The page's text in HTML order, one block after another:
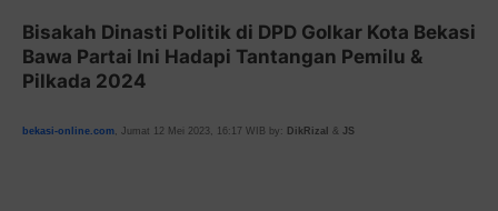
Bisakah Dinasti Politik di DPD Golkar Kota Bekasi
Bawa Partai Ini Hadapi Tantangan Pemilu &
Pilkada 2024
bekasi-online.com , Jumat 12 Mei 2023, 16:17 WIB by: DikRizal & JS